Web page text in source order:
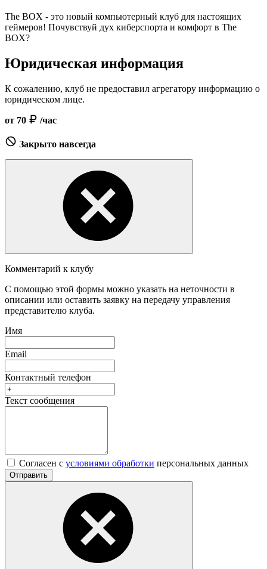
The BOX - это новый компьютерный клуб для настоящих
геймеров! Почувствуй дух киберспорта и комфорт в The
BOX?
Юридическая информация
К сожалению, клуб не предоставил агрегатору информацию о
юридическом лице.
от 70 /час
Закрыто навсегда
Комментарий к клубу
С помощью этой формы можно указать на неточности в
описании или оставить заявку на передачу управления
представителю клуба.
Имя
Email
Контактный телефон
Текст сообщения
Согласен с условиями обработки персональных данных
Отправить